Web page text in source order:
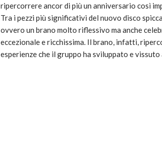
ripercorrere ancor di più un anniversario così
Tra i pezzi più significativi del nuovo disco
ovvero un brano molto riflessivo ma anche
eccezionale e ricchissima. Il brano, infatti,
esperienze che il gruppo ha sviluppato e